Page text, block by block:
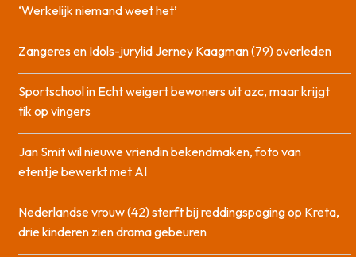
‘Werkelijk niemand weet het’
Zangeres en Idols-jurylid Jerney Kaagman (79) overleden
Sportschool in Echt weigert bewoners uit azc, maar krijgt
tik op vingers
Jan Smit wil nieuwe vriendin bekendmaken, foto van
etentje bewerkt met AI
Nederlandse vrouw (42) sterft bij reddingspoging op Kreta,
drie kinderen zien drama gebeuren